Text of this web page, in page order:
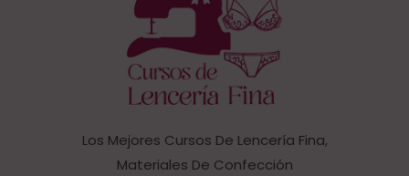
Los Mejores Cursos De Lencería Fina,
Materiales De Confección